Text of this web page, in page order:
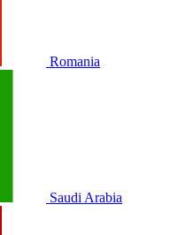
Romania
Saudi Arabia